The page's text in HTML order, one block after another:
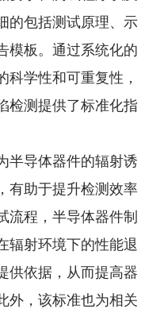
的包括测试原理、示
模板。通过系统化的
科学性和可重复性，
检测提供了标准化指
半导体器件的辐射诱
有助于提升检测效率
流程，半导体器件制
辐射环境下的性能退
供依据，从而提高器
外，该标准也为相关